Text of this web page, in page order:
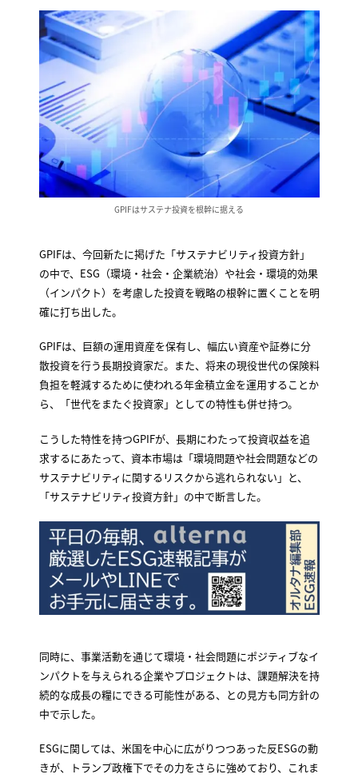
GPIFはサステナ投資を根幹に据える
GPIFは、今回新たに掲げた「サステナビリティ投資方針」
の中で、ESG（環境・社会・企業統治）や社会・環境的効果
（インパクト）を考慮した投資を戦略の根幹に置くことを明
確に打ち出した。
GPIFは、巨額の運用資産を保有し、幅広い資産や証券に分
散投資を行う長期投資家だ。また、将来の現役世代の保険料
負担を軽減するために使われる年金積立金を運用することか
ら、「世代をまたぐ投資家」としての特性も併せ持つ。
こうした特性を持つGPIFが、長期にわたって投資収益を追
求するにあたって、資本市場は「環境問題や社会問題などの
サステナビリティに関するリスクから逃れられない」と、
「サステナビリティ投資方針」の中で断言した。
同時に、事業活動を通じて環境・社会問題にポジティブなイ
ンパクトを与えられる企業やプロジェクトは、課題解決を持
続的な成長の糧にできる可能性がある、との見方も同方針の
中で示した。
ESGに関しては、米国を中心に広がりつつあった反ESGの動
きが、トランプ政権下でその力をさらに強めており、これま